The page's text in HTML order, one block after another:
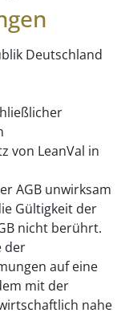
Deutschland
von LeanVal in
AGB unwirksam
Gültigkeit der
nicht berührt.
der
auf eine
mit der
nahe